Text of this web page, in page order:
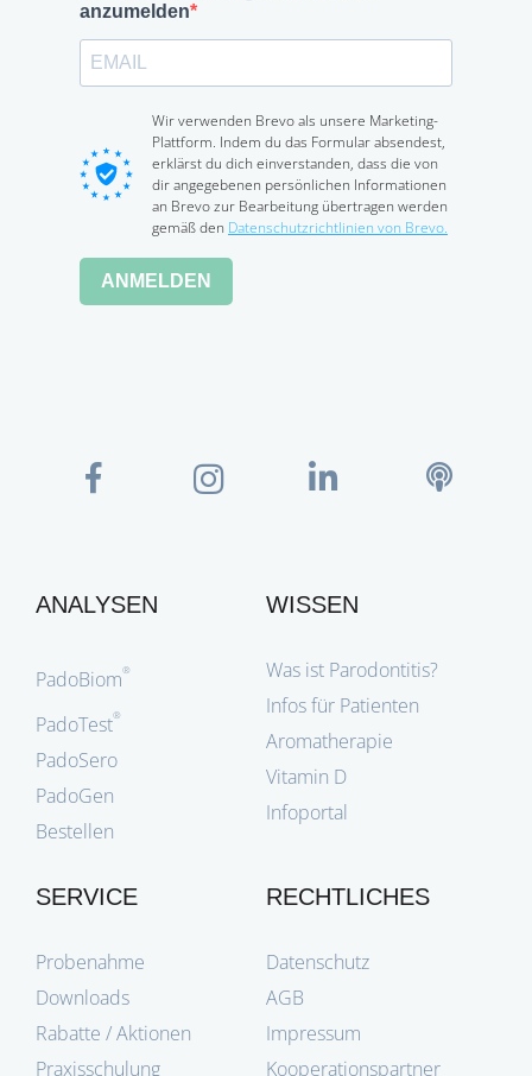
anzumelden
Wir verwenden Brevo als unsere Marketing-
Plattform. Indem du das Formular absendest,
erklärst du dich einverstanden, dass die von
dir angegebenen persönlichen Informationen
an Brevo zur Bearbeitung übertragen werden
gemäß den Datenschutzrichtlinien von Brevo.
ANMELDEN
ANALYSEN
PadoBiom®
PadoTest®
PadoSero
PadoGen
Bestellen
WISSEN
Was ist Parodontitis?
Infos für Patienten
Aromatherapie
Vitamin D
Infoportal
SERVICE
Probenahme
Downloads
Rabatte / Aktionen
Praxisschulung
RECHTLICHES
Datenschutz
AGB
Impressum
Kooperationspartner